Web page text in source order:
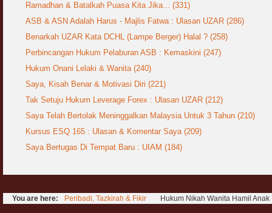
Ramadhan & Batalkah Puasa Kita Jika... (331)
ASB & ASN Adalah Harus - Majlis Fatwa : Ulasan UZAR (286)
Benarkah UZAR Kata DCHL (Lampe Berger) Halal ? (258)
Perbincangan Hukum Pelaburan ASB : Kemaskini (247)
Hukum Onani Lelaki & Wanita (240)
Saya, Kisah Benar & Motivasi Diri (221)
Tak Setuju Hukum Leverage Forex : Ulasan UZAR (212)
Saya Telah Bertolak Meninggalkan Malaysia Untuk 3 Tahun (210)
Kursus ESQ 165 : Ulasan & Komentar Saya (209)
Saya Bertugas Di Tempat Baru : UIAM (184)
You are here: Peribadi, Tazkirah & Fikir Hukum Nikah Wanita Hamil